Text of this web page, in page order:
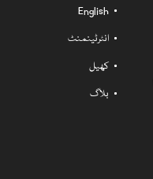
English
انٹرٹینمنٹ
کھیل
بلاگ